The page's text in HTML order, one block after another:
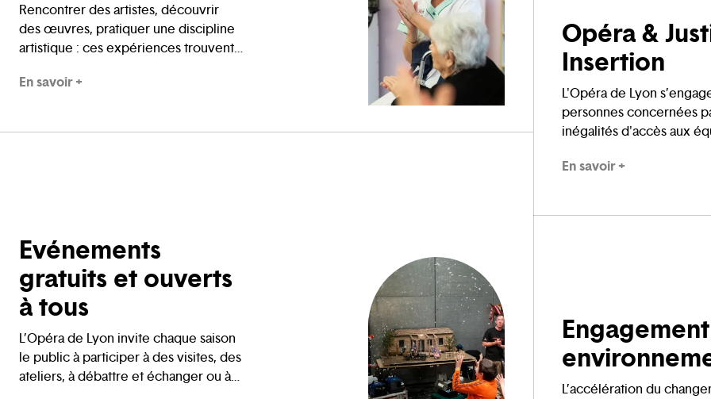
Rencontrer des artistes, découvrir
des œuvres, pratiquer une discipline
artistique : ces expériences trouvent
près des besoins des patients, des
En savoir +
Opéra &
Insertion
L'Opéra de Lyon
personnes concernées
inégalités d'accès aux
avec des partenaires des
En savoir +
Evénements
gratuits et ouverts
à tous
L’Opéra de Lyon invite chaque saison
le public à participer à des visites, des
ateliers, à débattre et échanger ou à
Engagement
L’accélération du